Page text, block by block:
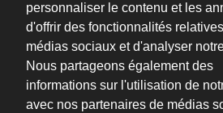
personnaliser le contenu et les
d'offrir des fonctionnalités
médias sociaux et d'analyser
Nous partageons également des
informations sur l'utilisation de
avec nos partenaires de médias
Adresse :
ZA BOISSIERE - Avenue de l'Industrie -
(Montpellier, 34)
Téléphone :
04 67 70 61 22